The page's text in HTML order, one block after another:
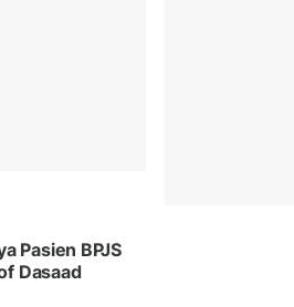
Pasien BPJS
Dasaad